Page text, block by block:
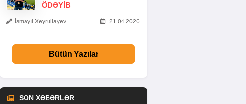
ÖDƏYIB
İsmayıl Xeyrullayev 21.04.2026
Bütün Yazılar
SON XƏBƏRLƏR